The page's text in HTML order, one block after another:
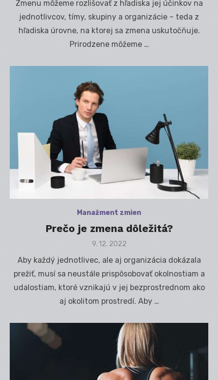
Zmenu môžeme rozlišovať z hľadiska jej účinkov na
jednotlivcov, tímy, skupiny a organizácie – teda z
hľadiska úrovne, na ktorej sa zmena uskutočňuje.
Prirodzene môžeme …
Manažment zmien
Prečo je zmena dôležitá?
Posted
9. 12. 2022
Aby každý jednotlivec, ale aj organizácia dokázala
prežiť, musí sa neustále prispôsobovať okolnostiam a
udalostiam, ktoré vznikajú v jej bezprostrednom ako
aj okolitom prostredí. Aby …